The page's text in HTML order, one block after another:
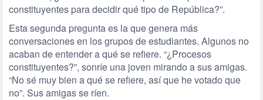
constituyentes para decidir qué tipo de República?”.
Esta segunda pregunta es la que genera más
conversaciones en los grupos de estudiantes. Algunos no
acaban de entender a qué se refiere. “¿Procesos
constituyentes?”, sonríe una joven mirando a sus amigas.
“No sé muy bien a qué se refiere, así que he votado que
no”. Sus amigas se ríen.